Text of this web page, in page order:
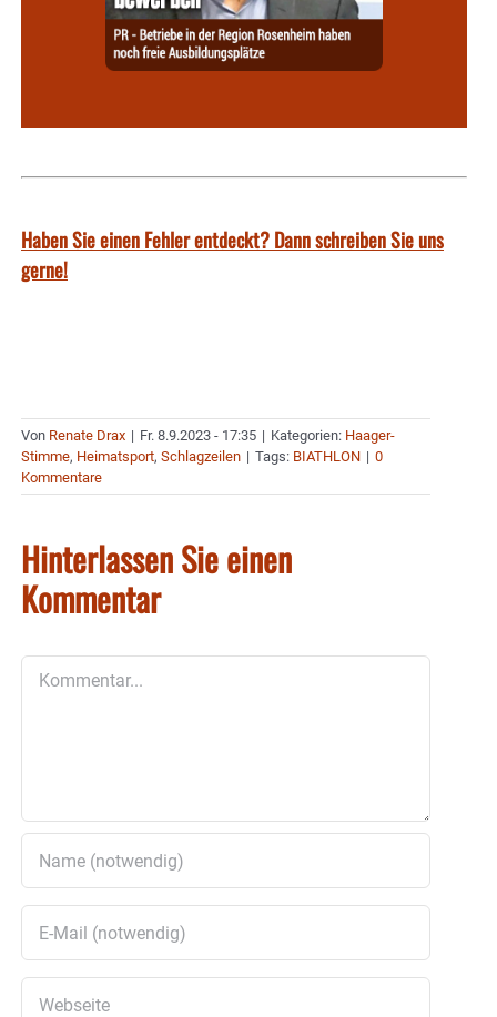
Haben Sie einen Fehler entdeckt? Dann schreiben Sie uns
gerne!
Von Renate Drax | Fr. 8.9.2023 - 17:35 | Kategorien: Haager-
Stimme, Heimatsport, Schlagzeilen | Tags: BIATHLON | 0
Kommentare
Hinterlassen Sie einen
Kommentar